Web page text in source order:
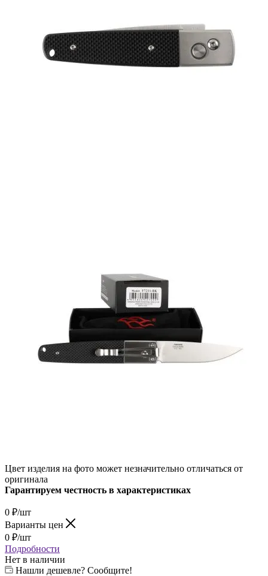
Цвет изделия на фото может незначительно отличаться от
оригинала
Гарантируем честность в характеристиках
0 ₽/шт
Варианты цен
0 ₽/шт
Подробности
Нет в наличии
Нашли дешевле? Сообщите!